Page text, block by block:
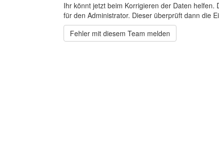
Ihr könnt jetzt beim Korrigieren der Daten
für den Administrator. Dieser überprüft dann die
Fehler mit diesem Team melden